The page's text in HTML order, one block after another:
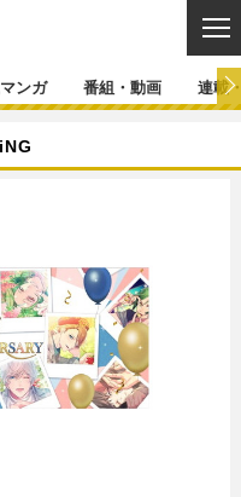
音楽
イベント
コスプレ
レポート
連載一覧
ラジオ
コラム
ンガ 番組・動画 連載